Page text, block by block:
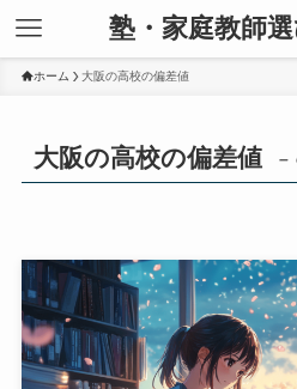
塾・家庭教師
ホーム 大阪の高校の偏差値
大阪の高校の偏差値 –